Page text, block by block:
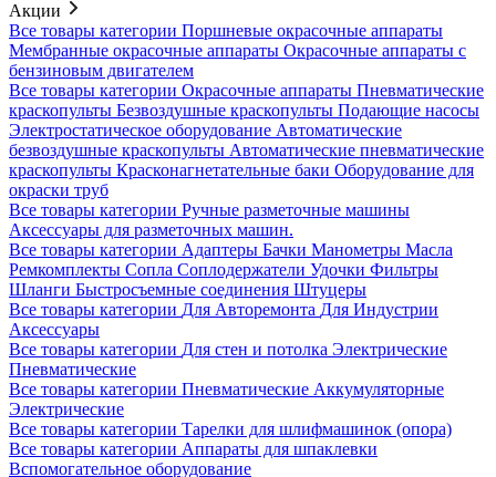
Акции
Все товары категории Поршневые окрасочные аппараты
Мембранные окрасочные аппараты Окрасочные аппараты с
бензиновым двигателем
Все товары категории Окрасочные аппараты Пневматические
краскопульты Безвоздушные краскопульты Подающие насосы
Электростатическое оборудование Автоматические
безвоздушные краскопульты Автоматические пневматические
краскопульты Красконагнетательные баки Оборудование для
окраски труб
Все товары категории Ручные разметочные машины
Аксессуары для разметочных машин.
Все товары категории Адаптеры Бачки Манометры Масла
Ремкомплекты Сопла Соплодержатели Удочки Фильтры
Шланги Быстросъемные соединения Штуцеры
Все товары категории Для Авторемонта Для Индустрии
Аксессуары
Все товары категории Для стен и потолка Электрические
Пневматические
Все товары категории Пневматические Аккумуляторные
Электрические
Все товары категории Тарелки для шлифмашинок (опора)
Все товары категории Аппараты для шпаклевки
Вспомогательное оборудование